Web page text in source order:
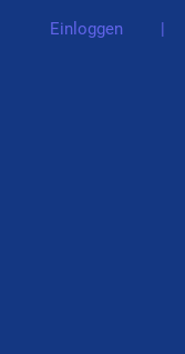
Einloggen